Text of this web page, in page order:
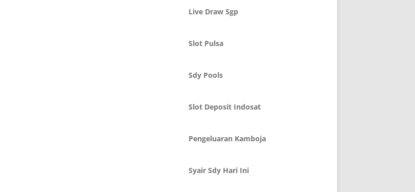
Live Draw Sgp
Slot Pulsa
Sdy Pools
Slot Deposit Indosat
Pengeluaran Kamboja
Syair Sdy Hari Ini